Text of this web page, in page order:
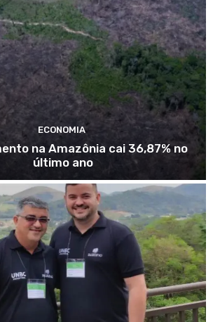
ECONOMIA
na Amazônia cai 36,87% no
último ano